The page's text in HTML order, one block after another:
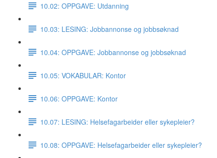
10.02: OPPGAVE: Utdanning
10.03: LESING: Jobbannonse og jobbsøknad
10.04: OPPGAVE: Jobbannonse og jobbsøknad
10.05: VOKABULAR: Kontor
10.06: OPPGAVE: Kontor
10.07: LESING: Helsefagarbeider eller sykepleier?
10.08: OPPGAVE: Helsefagarbeider eller sykepleier?